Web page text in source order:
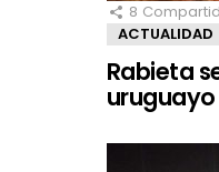
8
ACTUALIDAD
Rabieta
uruguayo